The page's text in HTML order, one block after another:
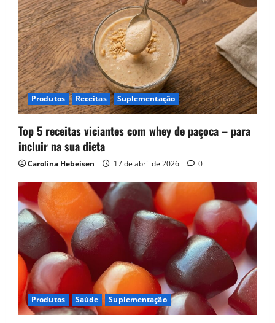
Produtos Receitas Suplementação
Top 5 receitas viciantes com whey de paçoca – para
incluir na sua dieta
Carolina Hebeisen 17 de abril de 2026 0
Produtos Saúde Suplementação